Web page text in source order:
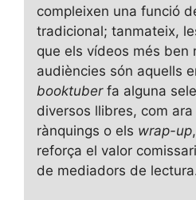
compleixen una funció
tradicional; tanmateix,
que els vídeos més ben
audiències són aquells
booktuberfa alguna
diversos llibres, com
rànquings o els wrap-up
reforça el valor
de mediadors de